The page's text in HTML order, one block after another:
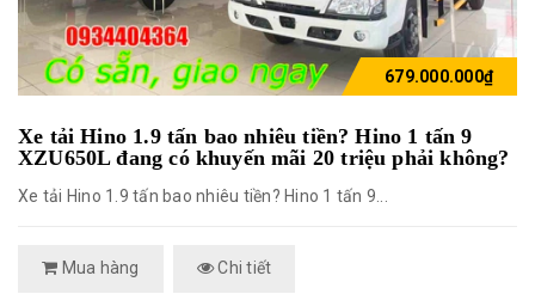
679.000.000₫
Xe tải Hino 1.9 tấn bao nhiêu tiền? Hino 1 tấn 9
XZU650L đang có khuyến mãi 20 triệu phải không?
Xe tải Hino 1.9 tấn bao nhiêu tiền? Hino 1 tấn 9...
Mua hàng Chi tiết